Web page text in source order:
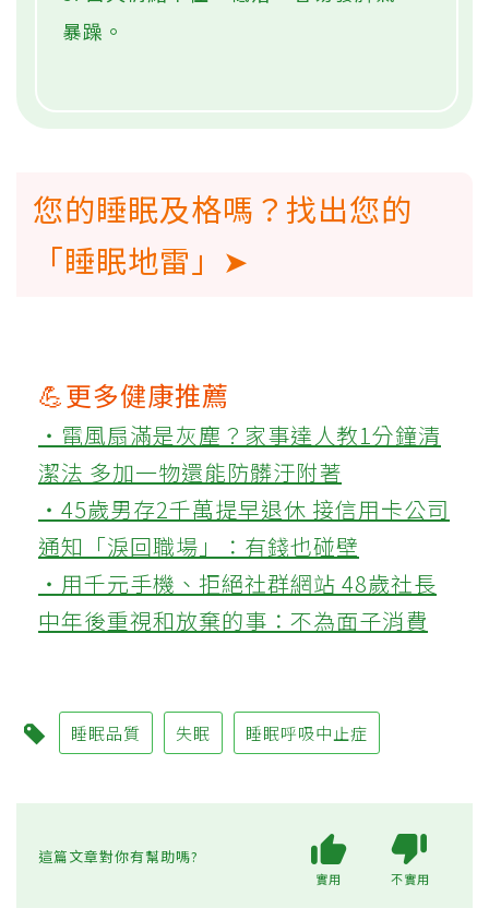
暴躁。
您的睡眠及格嗎？找出您的
「睡眠地雷」➤
💪更多健康推薦
‧電風扇滿是灰塵？家事達人教1分鐘清
潔法 多加一物還能防髒汙附著
‧45歲男存2千萬提早退休 接信用卡公司
通知「淚回職場」：有錢也碰壁
‧用千元手機、拒絕社群網站 48歲社長
中年後重視和放棄的事：不為面子消費
睡眠品質 失眠 睡眠呼吸中止症
這篇文章對你有幫助嗎?
實用 不實用